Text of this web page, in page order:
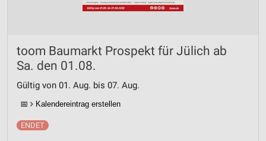
toom Baumarkt Prospekt für Jülich ab
Sa. den 01.08.
Gültig von 01. Aug. bis 07. Aug.
📅 Kalendereintrag erstellen